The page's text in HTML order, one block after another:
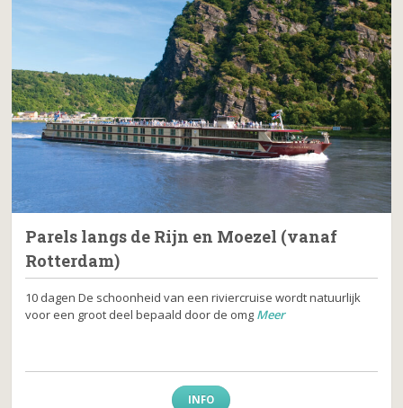
Parels langs de Rijn en Moezel (vanaf
Rotterdam)
10 dagen De schoonheid van een riviercruise wordt natuurlijk
voor een groot deel bepaald door de omg Meer
INFO